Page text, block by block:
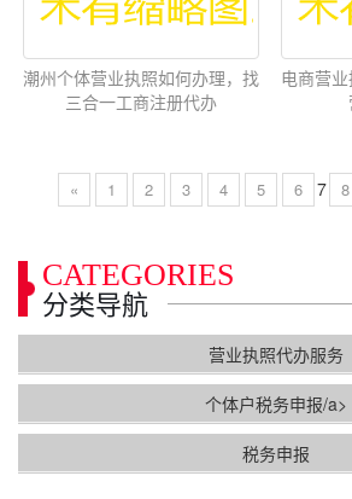
潮州个体营业执照如何办理，找
三合一工商注册代办
电商营业
« 1 2 3 4 5 6 7 8
CATEGORIES
分类导航
营业执照代办服务
个体户税务申报/a>
税务申报